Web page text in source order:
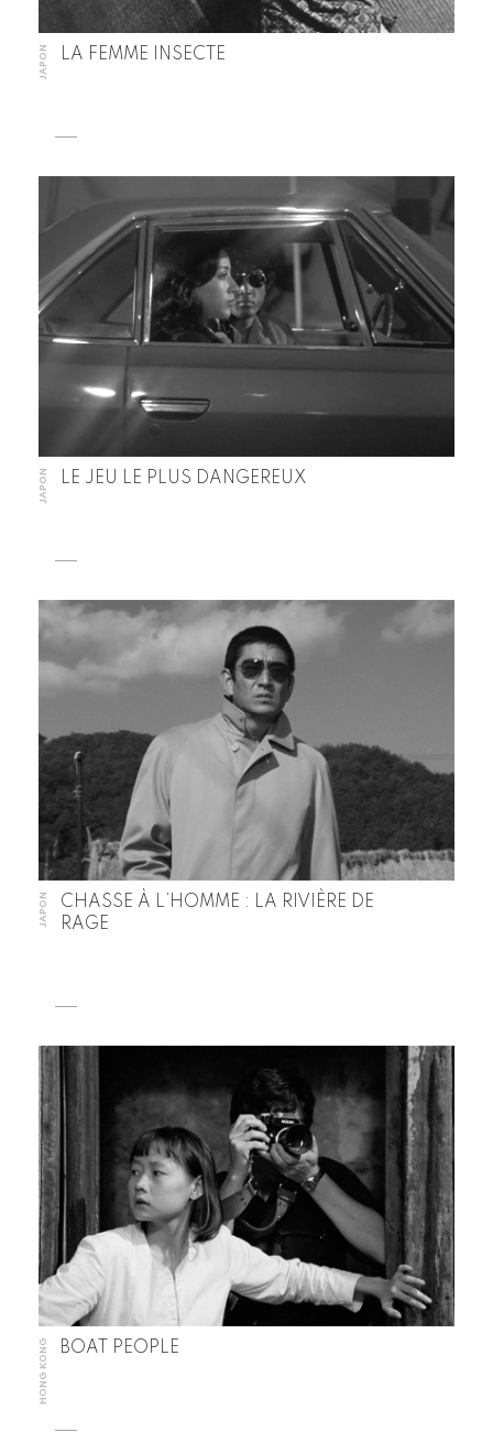
JAPON LA FEMME INSECTE
JAPON LE JEU LE PLUS DANGEREUX
JAPON
CHASSE À L’HOMME : LA RIVIÈRE DE
RAGE
HONG KONG BOAT PEOPLE